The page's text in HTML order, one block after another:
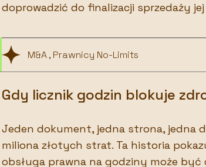
doprowadzić do finalizacji sprzedaży jej
M&A , Prawnicy No-Limits
Gdy licznik godzin blokuje
Jeden dokument, jedna strona, jedna
miliona złotych strat. Ta historia
obsługa prawna na godziny może